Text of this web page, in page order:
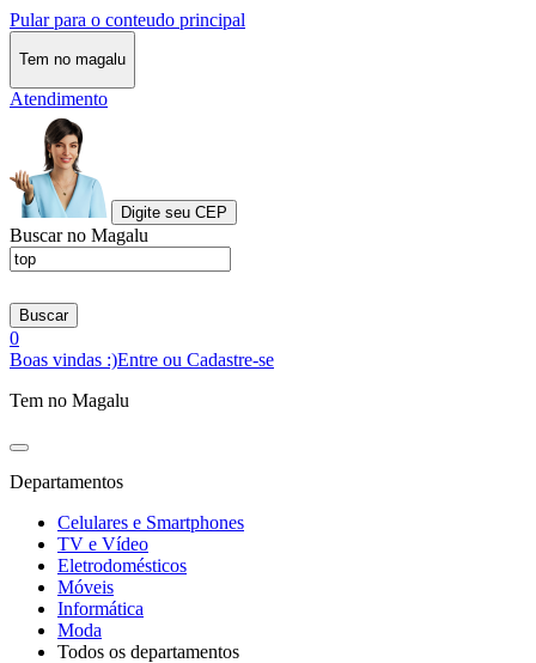
Pular para o conteudo principal
Tem no magalu
Atendimento
Digite seu CEP
Buscar no Magalu
Buscar
0
Boas vindas :)Entre ou Cadastre-se
Tem no Magalu
Departamentos
Celulares e Smartphones
TV e Vídeo
Eletrodomésticos
Móveis
Informática
Moda
Todos os departamentos